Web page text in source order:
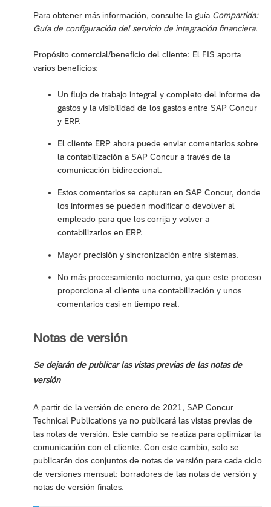
Para obtener más información, consulte la guía Compartida:
Guía de configuración del servicio de integración financiera.
Propósito comercial/beneficio del cliente: El FIS aporta
varios beneficios:
Un flujo de trabajo integral y completo del informe de
gastos y la visibilidad de los gastos entre SAP Concur
y ERP.
El cliente ERP ahora puede enviar comentarios sobre
la contabilización a SAP Concur a través de la
comunicación bidireccional.
Estos comentarios se capturan en SAP Concur, donde
los informes se pueden modificar o devolver al
empleado para que los corrija y volver a
contabilizarlos en ERP.
Mayor precisión y sincronización entre sistemas.
No más procesamiento nocturno, ya que este proceso
proporciona al cliente una contabilización y unos
comentarios casi en tiempo real.
Notas de versión
Se dejarán de publicar las vistas previas de las notas de
versión
A partir de la versión de enero de 2021, SAP Concur
Technical Publications ya no publicará las vistas previas de
las notas de versión. Este cambio se realiza para optimizar la
comunicación con el cliente. Con este cambio, solo se
publicarán dos conjuntos de notas de versión para cada ciclo
de versiones mensual: borradores de las notas de versión y
notas de versión finales.